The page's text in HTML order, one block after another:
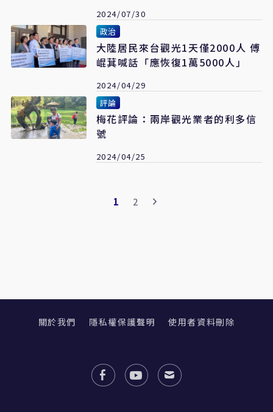
2024/07/30
政治
大陸居民來台觀光1天僅2000人 傅
崐萁喊話「應恢復1萬5000人」
2024/04/29
評論
梅花評論：兩岸觀光業者的利多信
號
2024/04/25
1 2
關於我們 隱私權保護聲明 使用者資料刪除